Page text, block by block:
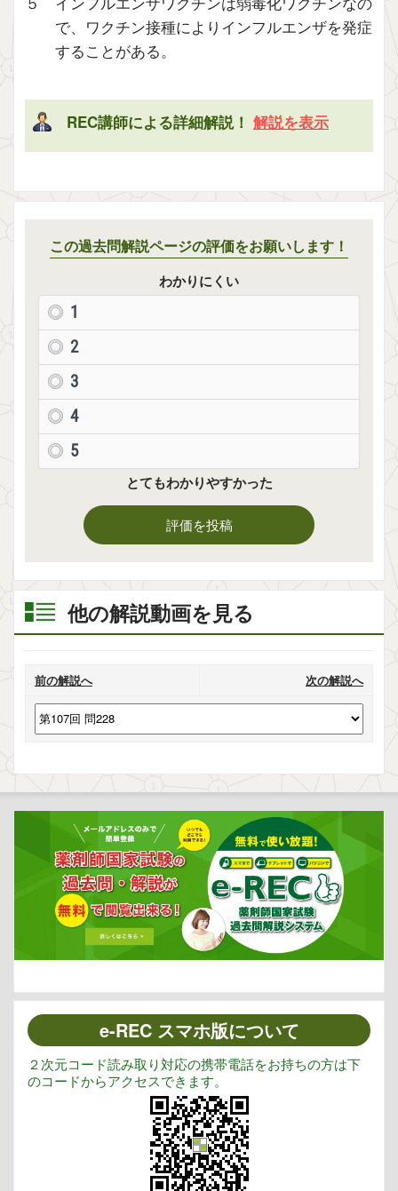
で、ワクチン接種によりインフルエンザを発症
することがある。
REC講師による詳細解説！ 解説を表示
この過去問解説ページの評価をお願いします！
わかりにくい
1
2
3
4
5
とてもわかりやすかった
評価を投稿
他の解説動画を見る
前の解説へ 次の解説へ
e-REC スマホ版について
２次元コード読み取り対応の携帯電話をお持ちの方は下
のコードからアクセスできます。